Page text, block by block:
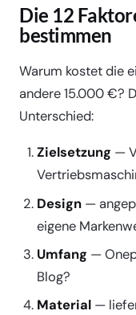
Die 12
bestimmen
Warum kostet die
andere 15.000 €?
Unterschied:
Zielsetzung—
Design—
eigene
Umfang—
Blog?
Material—